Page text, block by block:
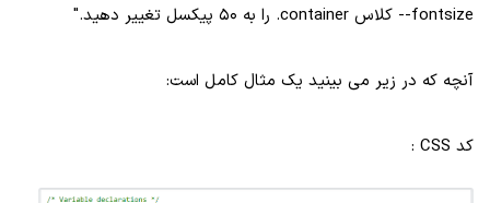
fontsize-- کلاس container. را به 50 پیکسل تغییر دهید."
آنچه که در زیر می بینید یک مثال کامل است:
کد CSS :